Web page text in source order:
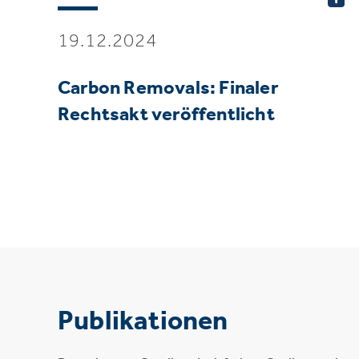
19.12.2024
Carbon Removals: Finaler
Rechtsakt veröffentlicht
Publikationen